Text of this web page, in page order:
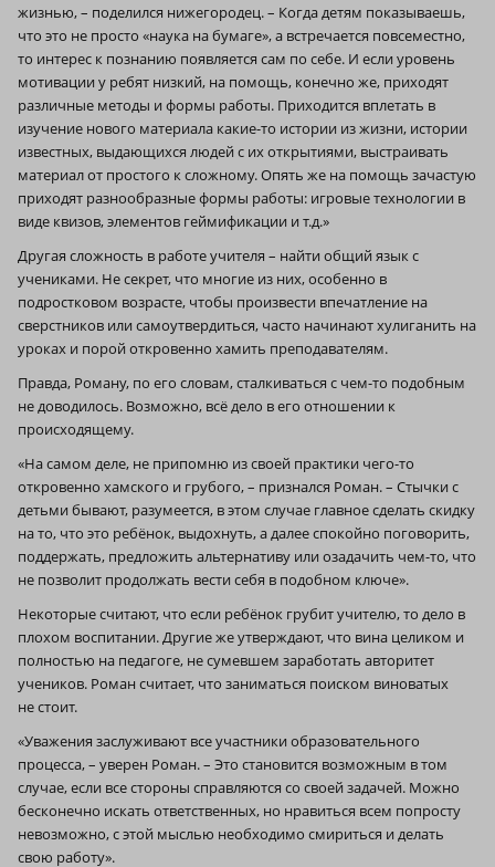
жизнью, – поделился нижегородец. – Когда детям показываешь,
что это не просто «наука на бумаге», а встречается повсеместно,
то интерес к познанию появляется сам по себе. И если уровень
мотивации у ребят низкий, на помощь, конечно же, приходят
различные методы и формы работы. Приходится вплетать в
изучение нового материала какие-то истории из жизни, истории
известных, выдающихся людей с их открытиями, выстраивать
материал от простого к сложному. Опять же на помощь зачастую
приходят разнообразные формы работы: игровые технологии в
виде квизов, элементов геймификации и т.д.»
Другая сложность в работе учителя – найти общий язык с
учениками. Не секрет, что многие из них, особенно в
подростковом возрасте, чтобы произвести впечатление на
сверстников или самоутвердиться, часто начинают хулиганить на
уроках и порой откровенно хамить преподавателям.
Правда, Роману, по его словам, сталкиваться с чем-то подобным
не доводилось. Возможно, всё дело в его отношении к
происходящему.
«На самом деле, не припомню из своей практики чего-то
откровенно хамского и грубого, – признался Роман. – Стычки с
детьми бывают, разумеется, в этом случае главное сделать скидку
на то, что это ребёнок, выдохнуть, а далее спокойно поговорить,
поддержать, предложить альтернативу или озадачить чем-то, что
не позволит продолжать вести себя в подобном ключе».
Некоторые считают, что если ребёнок грубит учителю, то дело в
плохом воспитании. Другие же утверждают, что вина целиком и
полностью на педагоге, не сумевшем заработать авторитет
учеников. Роман считает, что заниматься поиском виноватых
не стоит.
«Уважения заслуживают все участники образовательного
процесса, – уверен Роман. – Это становится возможным в том
случае, если все стороны справляются со своей задачей. Можно
бесконечно искать ответственных, но нравиться всем попросту
невозможно, с этой мыслью необходимо смириться и делать
свою работу».